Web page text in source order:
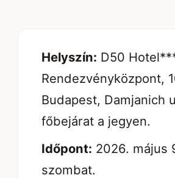
Helyszín: D50
Rendezvényközpont,
Budapest, Damjanich
főbejárat a jegyen.
Időpont: 2026. május
szombat.